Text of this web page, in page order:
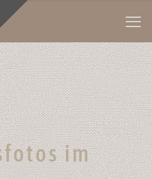
im